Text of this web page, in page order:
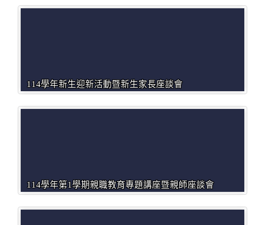
114學年新生迎新活動暨新生家長座談會
114學年第1學期親職教育專題講座暨親師座談會